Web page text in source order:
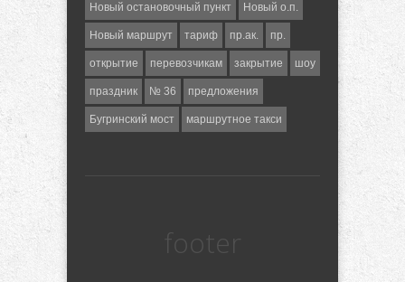
Новый остановочный пункт Новый о.п.
Новый маршрут тариф пр.ак. пр.
открытие перевозчикам закрытие шоу
праздник № 36 предложения
Бугринский мост маршрутное такси
footer